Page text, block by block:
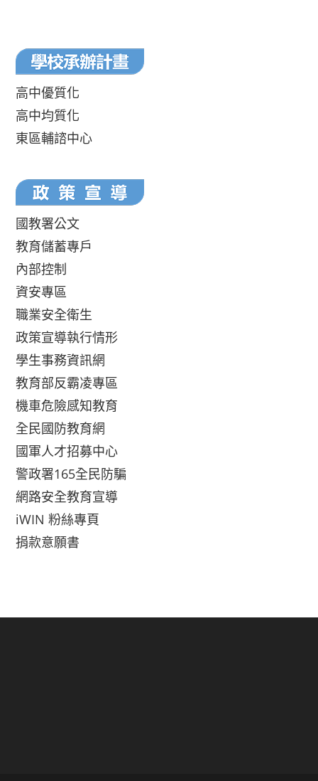
高中優質化
高中均質化
東區輔諮中心
國教署公文
教育儲蓄專戶
內部控制
資安專區
職業安全衛生
政策宣導執行情形
學生事務資訊網
教育部反霸凌專區
機車危險感知教育
全民國防教育網
國軍人才招募中心
警政署165全民防騙
網路安全教育宣導
iWIN 粉絲專頁
捐款意願書